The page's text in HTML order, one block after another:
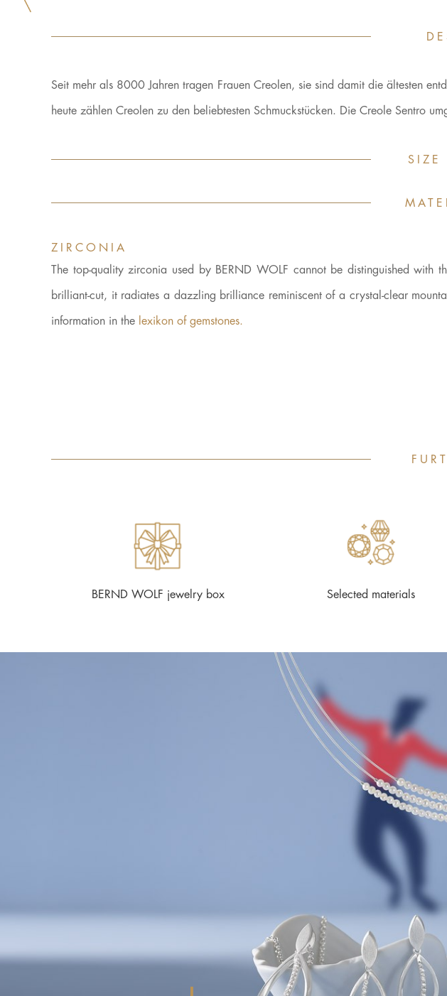
Seit mehr als 8000 Jahren tragen Frauen Creolen, sie sind damit die ältesten
heute zählen Creolen zu den beliebtesten Schmuckstücken. Die Creole Sentro
SIZE
ZIRCONIA
The top-quality zirconia used by BERND WOLF cannot be distinguished with
brilliant-cut, it radiates a dazzling brilliance reminiscent of a crystal-clear
information in the lexikon of gemstones.
BERND WOLF jewelry box Selected materials